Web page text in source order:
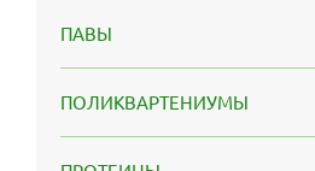
ПАВЫ
ПОЛИКВАРТЕНИУМЫ